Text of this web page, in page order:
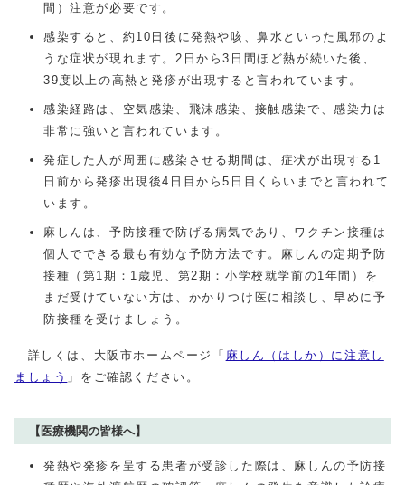
間）注意が必要です。
感染すると、約10日後に発熱や咳、鼻水といった風邪のよ
うな症状が現れます。2日から3日間ほど熱が続いた後、
39度以上の高熱と発疹が出現すると言われています。
感染経路は、空気感染、飛沫感染、接触感染で、感染力は
非常に強いと言われています。
発症した人が周囲に感染させる期間は、症状が出現する1
日前から発疹出現後4日目から5日目くらいまでと言われて
います。
麻しんは、予防接種で防げる病気であり、ワクチン接種は
個人でできる最も有効な予防方法です。麻しんの定期予防
接種（第1期：1歳児、第2期：小学校就学前の1年間）を
まだ受けていない方は、かかりつけ医に相談し、早めに予
防接種を受けましょう。
詳しくは、大阪市ホームページ「 麻しん（はしか）に注意し
ましょう 」をご確認ください。
【医療機関の皆様へ】
発熱や発疹を呈する患者が受診した際は、麻しんの予防接